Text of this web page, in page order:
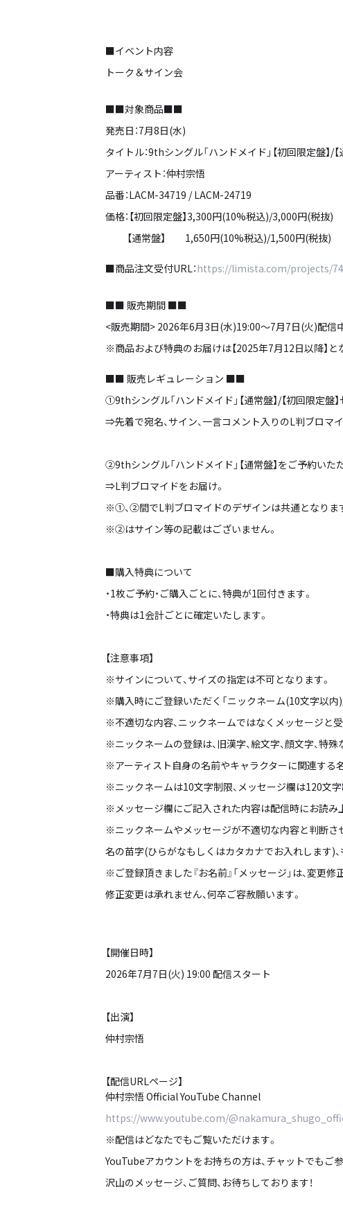
■イベント内容
トーク＆サイン会
■■対象商品■■
発売日：7月8日(水)
タイトル：9thシングル「ハンドメイド」【初回限定盤】/【
アーティスト：仲村宗悟
品番：LACM-34719 / LACM-24719
価格：【初回限定盤】3,300円(10%税込)/3,000円(税抜)
【通常盤】 1,650円(10%税込)/1,500円(税抜)
■商品注文受付URL：https://limista.com/projects/
■■ 販売期間 ■■
<販売期間> 2026年6月3日(水)19:00～7月7日(火)配信
※商品および特典のお届けは【2025年7月12日以降】と
■■ 販売レギュレーション ■■
①9thシングル「ハンドメイド」【通常盤】/【初回限定
⇒先着で宛名、サイン、一言コメント入りのL判ブロマ
②9thシングル「ハンドメイド」【通常盤】をご予約いた
⇒L判ブロマイドをお届け。
※①、②間でL判ブロマイドのデザインは共通となりま
※②はサイン等の記載はございません。
■購入特典について
・1枚ご予約・ご購入ごとに、特典が1回付きます。
・特典は1会計ごとに確定いたします。
【注意事項】
※サインについて、サイズの指定は不可となります。
※購入時にご登録いただく「ニックネーム(10文字以内
※不適切な内容、ニックネームではなくメッセージと
※ニックネームの登録は、旧漢字、絵文字、顔文字、
※アーティスト自身の名前やキャラクターに関連する
※ニックネームは10文字制限、メッセージ欄は120文字
※メッセージ欄にご記入された内容は配信時にお読み
※ニックネームやメッセージが不適切な内容と判断さ
名の苗字(ひらがなもしくはカタカナでお入れします)
※ご登録頂きました『お名前』「メッセージ」は、変
修正変更は承れません、何卒ご容赦願います。
【開催日時】
2026年7月7日(火) 19:00 配信スタート
【出演】
仲村宗悟
【配信URLページ】
仲村宗悟 Official YouTube Channel
https://www.youtube.com/
※配信はどなたでもご覧いただけます。
YouTubeアカウントをお持ちの方は、チャットでもご
沢山のメッセージ、ご質問、お待ちしております！